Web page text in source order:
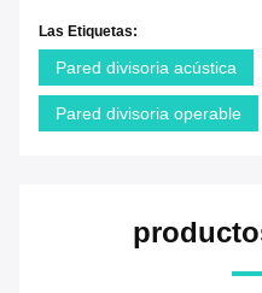
Las Etiquetas: